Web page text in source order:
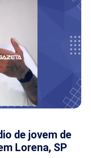
de jovem de
Lorena, SP